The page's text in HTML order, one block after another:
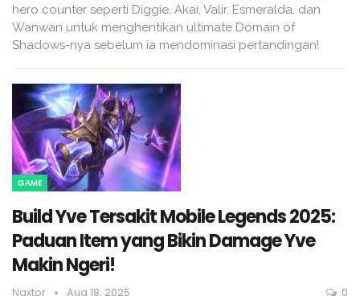
hero counter seperti Diggie, Akai, Valir, Esmeralda, dan
Wanwan untuk menghentikan ultimate Domain of
Shadows-nya sebelum ia mendominasi pertandingan!
GAME
Build Yve Tersakit Mobile Legends 2025:
Paduan Item yang Bikin Damage Yve
Makin Ngeri!
Naxtor Aug 18, 2025 0